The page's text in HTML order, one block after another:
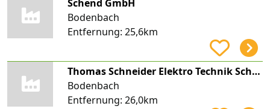
Schend GmbH
Bodenbach
Entfernung: 25,6km
Thomas Schneider Elektro Technik Schneider
Bodenbach
Entfernung: 26,0km